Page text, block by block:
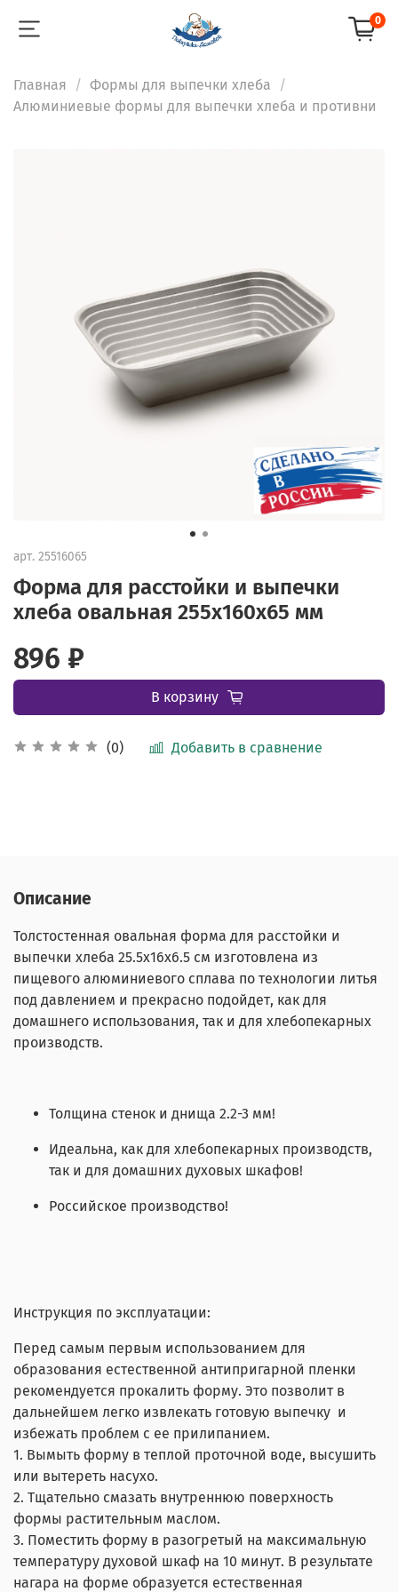
0
Главная
Формы для выпечки хлеба
Алюминиевые формы для выпечки хлеба и противни
арт. 25516065
Форма для расстойки и выпечки
хлеба овальная 255х160х65 мм
(0) Добавить в сравнение
896 ₽
В корзину
Описание
Толстостенная овальная форма для расстойки и
выпечки хлеба 25.5х16х6.5 см изготовлена из
пищевого алюминиевого сплава по технологии литья
под давлением и прекрасно подойдет, как для
домашнего использования, так и для хлебопекарных
производств.
Толщина стенок и днища 2.2-3 мм!
Идеальна, как для хлебопекарных производств,
так и для домашних духовых шкафов!
Российское производство!
Инструкция по эксплуатации:
Перед самым первым использованием для
образования естественной антипригарной пленки
рекомендуется прокалить форму. Это позволит в
дальнейшем легко извлекать готовую выпечку и
избежать проблем с ее прилипанием.
1. Вымыть форму в теплой проточной воде, высушить
или вытереть насухо.
2. Тщательно смазать внутреннюю поверхность
формы растительным маслом.
3. Поместить форму в разогретый на максимальную
температуру духовой шкаф на 10 минут. В результате
нагара на форме образуется естественная